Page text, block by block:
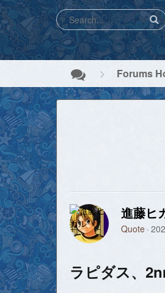
Forums
進藤ヒ
Quote
ラピダス、